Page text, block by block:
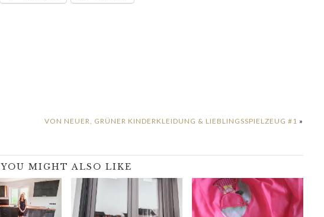
VON NEUER, GRÜNER KINDERKLEIDUNG & LIEBLINGSSPIELZEUG #1 »
YOU MIGHT ALSO LIKE